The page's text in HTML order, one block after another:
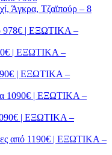
Άγκρα, Τζαϊπούρ – 8
978€ | ΕΞΩΤΙΚΑ –
| ΕΞΩΤΙΚΑ –
| ΕΞΩΤΙΚΑ –
1090€ | ΕΞΩΤΙΚΑ –
| ΕΞΩΤΙΚΑ –
από 1190€ | ΕΞΩΤΙΚΑ –